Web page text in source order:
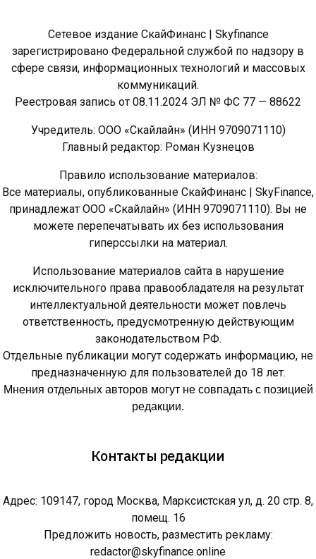
Сетевое издание СкайФинанс | Skyfinance
зарегистрировано Федеральной службой по надзору в
сфере связи, информационных технологий и массовых
коммуникаций.
Реестровая запись от 08.11.2024 ЭЛ № ФС 77 — 88622
Учредитель: ООО «Скайлайн» (ИНН 9709071110)
Главный редактор: Роман Кузнецов
Правило использование материалов:
Все материалы, опубликованные СкайФинанс | SkyFinance,
принадлежат ООО «Скайлайн» (ИНН 9709071110). Вы не
можете перепечатывать их без использования
гиперссылки на материал.
Использование материалов сайта в нарушение
исключительного права правообладателя на результат
интеллектуальной деятельности может повлечь
ответственность, предусмотренную действующим
законодательством РФ.
Отдельные публикации могут содержать информацию, не
предназначенную для пользователей до 18 лет.
Мнения отдельных авторов могут не совпадать с позицией
редакции.
Контакты редакции
Адрес: 109147, город Москва, Марксистская ул, д. 20 стр. 8,
помещ. 16
Предложить новость, разместить рекламу:
redactor@skyfinance.online